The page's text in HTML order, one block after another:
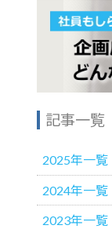
記事一覧
2025年一覧
2024年一覧
2023年一覧